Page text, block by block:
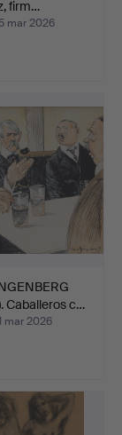
firm…
mar 2026
Caballeros c…
mar 2026